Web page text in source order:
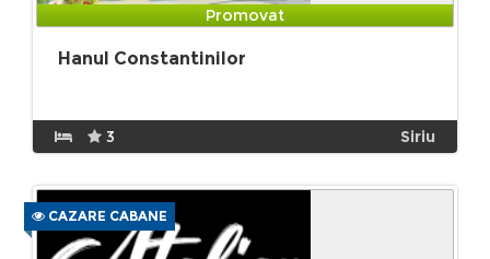
Promovat
Hanul Constantinilor
3 Siriu
CAZARE CABANE